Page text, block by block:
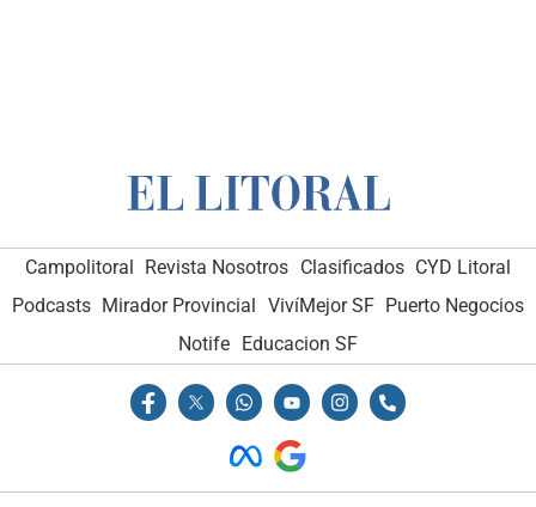
Campolitoral Revista Nosotros Clasificados CYD Litoral
Podcasts Mirador Provincial VivíMejor SF Puerto Negocios
Notife
Educacion SF